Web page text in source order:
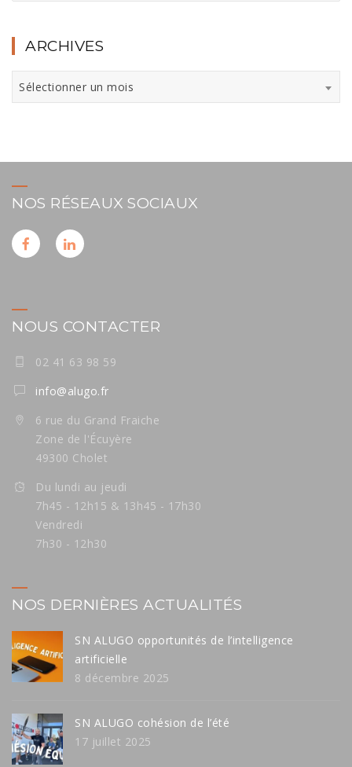
ARCHIVES
Archives
Sélectionner un mois
NOS RÉSEAUX SOCIAUX
NOUS CONTACTER
02 41 63 98 59
info@alugo.fr
6 rue du Grand Fraiche
Zone de l'Écuyère
49300 Cholet
Du lundi au jeudi
7h45 - 12h15 & 13h45 - 17h30
Vendredi
7h30 - 12h30
NOS DERNIÈRES ACTUALITÉS
SN ALUGO opportunités de l’intelligence
artificielle
8 décembre 2025
SN ALUGO cohésion de l’été
17 juillet 2025